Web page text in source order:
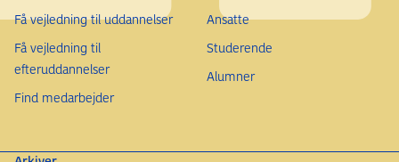
Få vejledning til uddannelser
Få vejledning til
efteruddannelser
Find medarbejder
Ansatte
Studerende
Alumner